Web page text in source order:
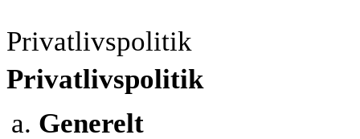
Privatlivspolitik
Privatlivspolitik
Generelt